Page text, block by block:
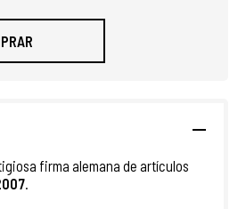
firma alemana de artículos
.